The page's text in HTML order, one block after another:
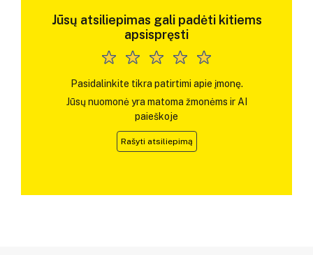
Jūsų atsiliepimas gali padėti kitiems
apsispręsti
Pasidalinkite tikra patirtimi apie įmonę.
Jūsų nuomonė yra matoma žmonėms ir AI
paieškoje
Rašyti atsiliepimą